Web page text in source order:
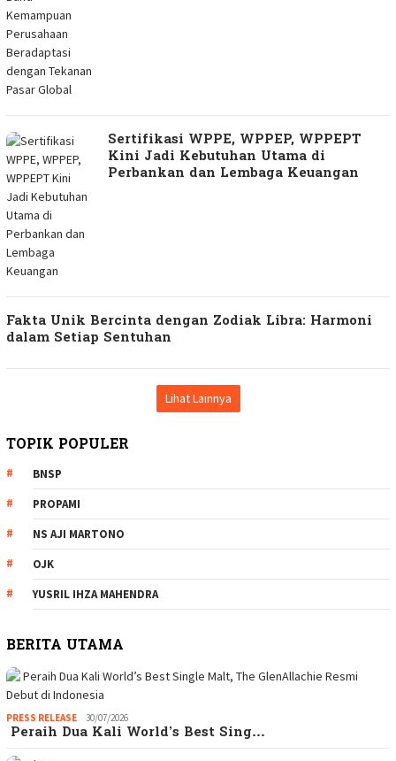
Sertifikasi WPPE, WPPEP, WPPEPT
Kini Jadi Kebutuhan Utama di
Perbankan dan Lembaga Keuangan
Fakta Unik Bercinta dengan Zodiak Libra: Harmoni
dalam Setiap Sentuhan
Lihat Lainnya
TOPIK POPULER
BNSP
PROPAMI
NS AJI MARTONO
OJK
YUSRIL IHZA MAHENDRA
BERITA UTAMA
PRESS RELEASE 30/07/2026
Peraih Dua Kali World’s Best Sing…